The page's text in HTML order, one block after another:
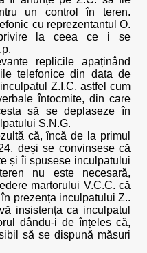
un control în teren.
cu reprezentantul O.
la ceea ce i se
replicile apaținând
telefonice din data de
Z.I.C, astfel cum
întocmite, din care
să se deplaseze în
S.N.G.
că, încă de la primul
deși se convinsese că
și îi spusese inculpatului
nu este necesară,
martorului V.C.C. că
prezența inculpatului Z..
insistența ca inculpatul
dându-i de înțeles că,
să se dispună măsuri